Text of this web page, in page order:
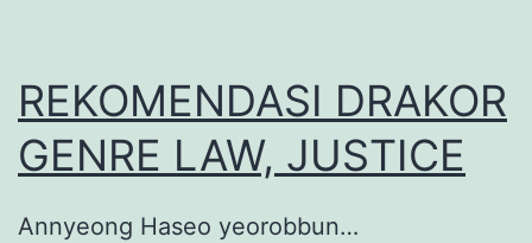
REKOMENDASI DRAKOR
GENRE LAW, JUSTICE
Annyeong Haseo yeorobbun…